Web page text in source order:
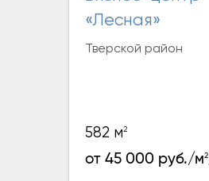
«Лесная»
Тверской район
582 м2
от 45 000 руб./м2